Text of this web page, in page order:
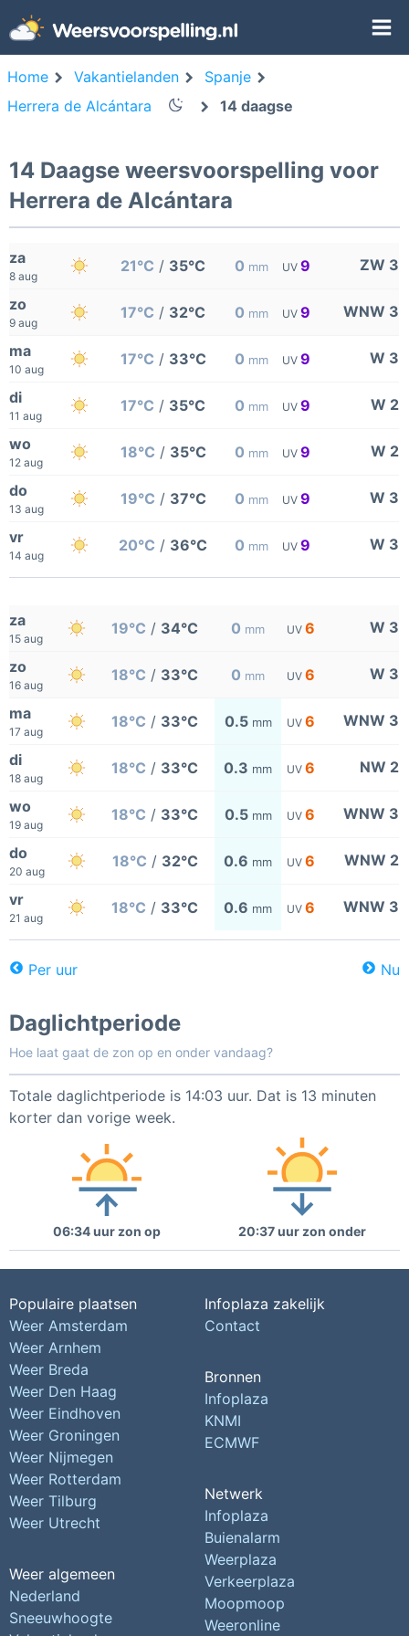
Home Vakantielanden
Spanje
Herrera de Alcántara
14 daagse
14 Daagse weersvoorspelling voor
Herrera de Alcántara
za
8 aug
21°C / 35°C 0 mm UV 9 ZW 3
zo
9 aug
17°C / 32°C 0 mm UV 9 WNW 3
ma
10 aug
17°C / 33°C 0 mm UV 9 W 3
di
11 aug
17°C / 35°C 0 mm UV 9 W 2
wo
12 aug
18°C / 35°C 0 mm UV 9 W 2
do
13 aug
19°C / 37°C 0 mm UV 9 W 3
vr
14 aug
20°C / 36°C 0 mm UV 9 W 3
za
15 aug
19°C / 34°C 0 mm UV 6 W 3
zo
16 aug
18°C / 33°C 0 mm UV 6 W 3
ma
17 aug
18°C / 33°C 0.5 mm UV 6 WNW 3
di
18 aug
18°C / 33°C 0.3 mm UV 6 NW 2
wo
19 aug
18°C / 33°C 0.5 mm UV 6 WNW 3
do
20 aug
18°C / 32°C 0.6 mm UV 6 WNW 2
vr
21 aug
18°C / 33°C 0.6 mm UV 6 WNW 3
Per uur Nu
Daglichtperiode
Hoe laat gaat de zon op en onder vandaag?
Totale daglichtperiode is 14:03 uur. Dat is 13 minuten
korter dan vorige week.
06:34 uur zon op 20:37 uur zon onder
Populaire plaatsen
Weer Amsterdam
Weer Arnhem
Weer Breda
Weer Den Haag
Weer Eindhoven
Weer Groningen
Weer Nijmegen
Weer Rotterdam
Weer Tilburg
Weer Utrecht
Weer algemeen
Nederland
Sneeuwhoogte
Infoplaza zakelijk
Contact
Bronnen
Infoplaza
KNMI
ECMWF
Netwerk
Infoplaza
Buienalarm
Weerplaza
Verkeerplaza
Moopmoop
Weeronline